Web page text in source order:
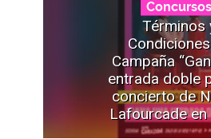
Concursos
Términos
Campaña
entrada doble
concierto de
Lafourcade en